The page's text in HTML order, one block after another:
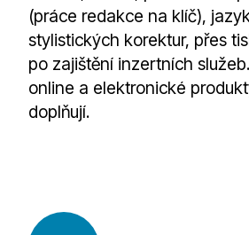
(práce redakce na klíč),
stylistických korektur, přes
po zajištění inzertních
online a elektronické
doplňují.